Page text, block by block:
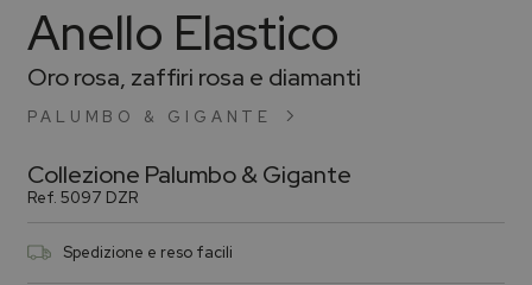
PALUMBO & GIGANTE
Anello Elastico
Oro rosa, zaffiri rosa e diamanti
Collezione Palumbo & Gigante
Ref. 5097 DZR
Spedizione e reso facili